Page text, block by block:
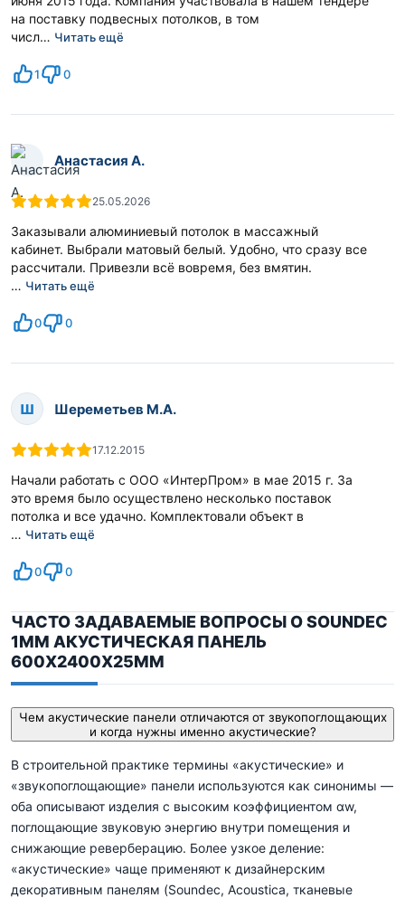
на поставку подвесных потолков, в том
числ… Читать ещё
1 0
Анастасия А.
25.05.2026
Заказывали алюминиевый потолок в массажный
кабинет. Выбрали матовый белый. Удобно, что сразу все
рассчитали. Привезли всё вовремя, без вмятин.
… Читать ещё
0 0
Ш Шереметьев М.А.
17.12.2015
Начали работать с ООО «ИнтерПром» в мае 2015 г. За
это время было осуществлено несколько поставок
потолка и все удачно. Комплектовали объект в
… Читать ещё
0 0
ЧАСТО ЗАДАВАЕМЫЕ ВОПРОСЫ О SOUNDEC
1ММ АКУСТИЧЕСКАЯ ПАНЕЛЬ
600X2400X25ММ
Чем акустические панели отличаются от звукопоглощающих
и когда нужны именно акустические?
В строительной практике термины «акустические» и
«звукопоглощающие» панели используются как синонимы —
оба описывают изделия с высоким коэффициентом αw,
поглощающие звуковую энергию внутри помещения и
снижающие реверберацию. Более узкое деление:
«акустические» чаще применяют к дизайнерским
декоративным панелям (Soundec, Acoustica, тканевые